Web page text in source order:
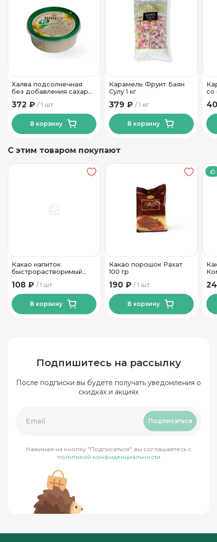
ТМ Коммунарка
Халва подсолнечная
без добавления сахара
1 шт
372 ₽
В корзину
Карамель Фруит Баян
Сулу 1 кг
1 кг
379 ₽
В корзину
со
С этим товаром покупают
Какао напиток
быстрорастворимый
1 шт
108 ₽
В корзину
Какао порошок Рахат
100 гр
1 шт
190 ₽
В корзину
Подпишитесь на рассылку
После подписки вы будете получать уведомления о
скидках и акциях
Подписаться
Нажимая на кнопку "Подписаться", вы соглашаетесь с
политикой конфиденциальности